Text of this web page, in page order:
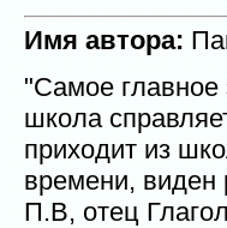
Имя автора:
"Самое главное
школа
приходит из
времени, виден
П.В, отец